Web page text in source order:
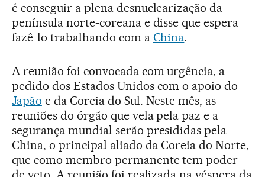
é conseguir a plena desnuclearização da
península norte-coreana e disse que espera
fazê-lo trabalhando com a China.
A reunião foi convocada com urgência, a
pedido dos Estados Unidos com o apoio do
Japão e da Coreia do Sul. Neste mês, as
reuniões do órgão que vela pela paz e a
segurança mundial serão presididas pela
China, o principal aliado da Coreia do Norte,
que como membro permanente tem poder